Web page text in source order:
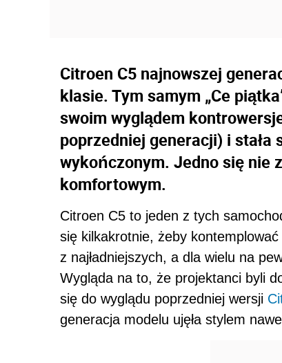
Citroen C5 najnowszej
klasie. Tym samym „Ce
swoim wyglądem
poprzedniej generacji) i
wykończonym. Jedno się nie
komfortowym.
Citroen C5 to jeden z tych
się kilkakrotnie, żeby
z najładniejszych, a dla wielu na
Wygląda na to, że projektanci byli
się do wyglądu poprzedniej wersji
generacja modelu ujęła stylem